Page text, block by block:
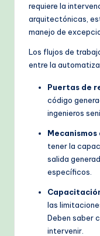
requiere la
arquitectónicas,
manejo de
Los flujos de
entre la
Puertas de
código
ingenieros
Mecanismos
tener la
salida
específicos.
las
Deben saber
intervenir.